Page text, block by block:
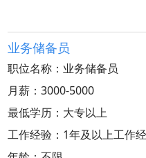
业务储备员
职位名称：业务储备员
月薪：3000-5000
最低学历：大专以上
工作经验：1年及以上工作